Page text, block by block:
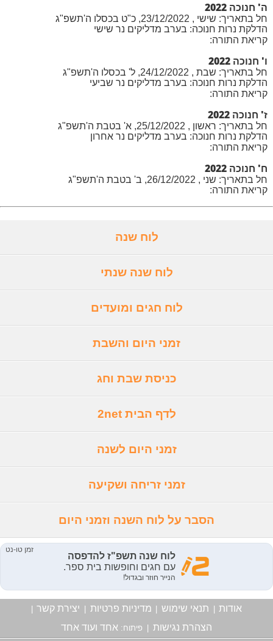
ה' חנוכה 2022
חל בתאריך: שישי , 23/12/2022, כ"ט בכסלו ה'תשפ"ג
הדלקת נרות חנוכה: בערב מדליקים נר שישי
קריאת התורה:
ו' חנוכה 2022
חל בתאריך: שבת , 24/12/2022, ל' בכסלו ה'תשפ"ג
הדלקת נרות חנוכה: בערב מדליקים נר שביעי
קריאת התורה:
ז' חנוכה 2022
חל בתאריך: ראשון , 25/12/2022, א' בטבת ה'תשפ"ג
הדלקת נרות חנוכה: בערב מדליקים נר אחרון
קריאת התורה:
ח' חנוכה 2022
חל בתאריך: שני , 26/12/2022, ב' בטבת ה'תשפ"ג
קריאת התורה:
לוח שנה
לוח שנה שנתי
לוח חגים ומועדים
זמני היום והשבת
כניסת שבת וחג
לדף הבית 2net
זמני היום לשנה
זמני זריחה ושקיעה
הסבר על לוח השנה וזמני היום
אודות תנאי שימוש מדיניות פרטיות יצירת קשר
הצהרת נגישות פיתוח: אחד ועוד אחד